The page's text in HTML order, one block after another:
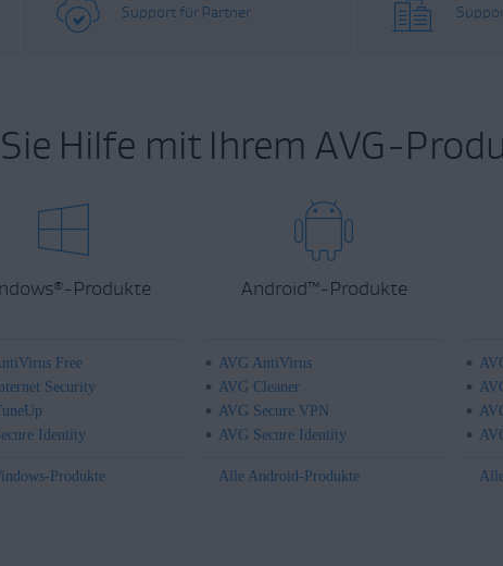
Support für Partner
Hilfe mit Ihrem AVG-
® -Produkte
Free
Security
Identity
Produkte
Android™-Produkte
AVG AntiVirus
AVG Cleaner
AVG Secure VPN
AVG Secure Identity
Alle Android-Produkte